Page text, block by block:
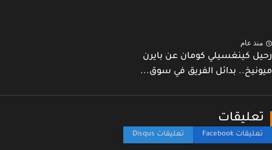
عام
كينغسيلي كومان عن بايرن
بدائل الفريق في سوق...